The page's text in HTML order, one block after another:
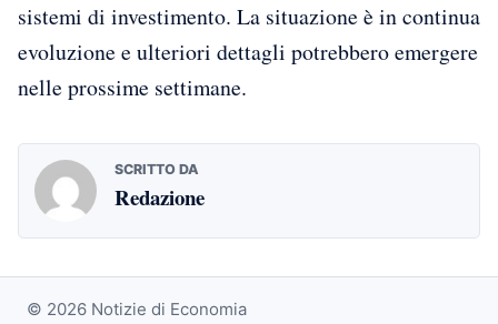
sistemi di investimento. La situazione è in continua
evoluzione e ulteriori dettagli potrebbero emergere
nelle prossime settimane.
SCRITTO DA
Redazione
© 2026 Notizie di Economia